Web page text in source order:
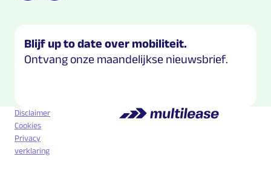
Blijf up to date over mobiliteit.
Ontvang onze maandelijkse nieuwsbrief.
Disclaimer
Cookies
Privacy
verklaring